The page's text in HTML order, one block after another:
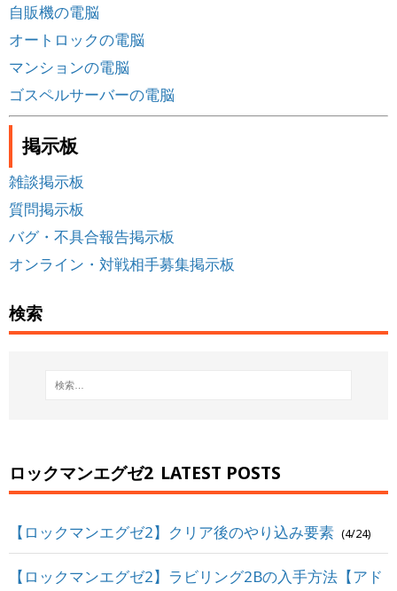
自販機の電脳
オートロックの電脳
マンションの電脳
ゴスペルサーバーの電脳
掲示板
雑談掲示板
質問掲示板
バグ・不具合報告掲示板
オンライン・対戦相手募集掲示板
検索
ロックマンエグゼ2 LATEST POSTS
【ロックマンエグゼ2】クリア後のやり込み要素 (4/24)
【ロックマンエグゼ2】ラビリング2Bの入手方法【アド